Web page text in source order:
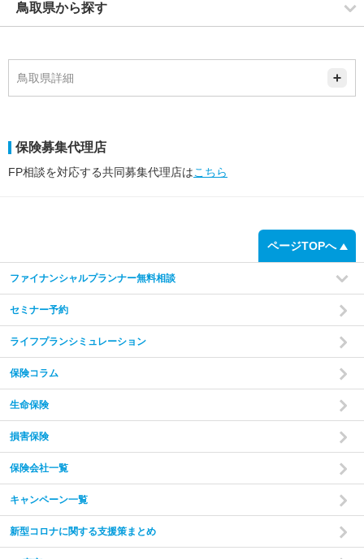
鳥取県から探す
鳥取県詳細
保険募集代理店
FP相談を対応する共同募集代理店はこちら
ページTOPへ
ファイナンシャルプランナー無料相談
セミナー予約
ライフプランシミュレーション
保険コラム
生命保険
損害保険
保険会社一覧
キャンペーン一覧
新型コロナに関する支援策まとめ